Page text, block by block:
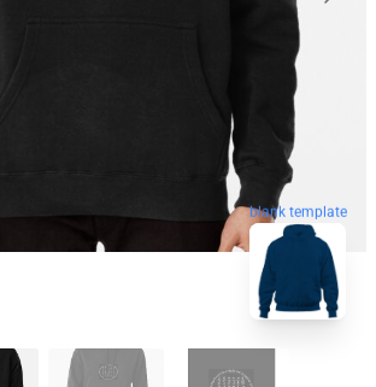
blank template